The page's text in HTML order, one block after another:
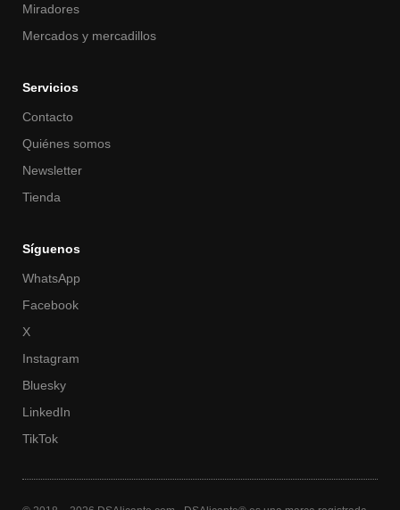
Miradores
Mercados y mercadillos
Servicios
Contacto
Quiénes somos
Newsletter
Tienda
Síguenos
WhatsApp
Facebook
X
Instagram
Bluesky
LinkedIn
TikTok